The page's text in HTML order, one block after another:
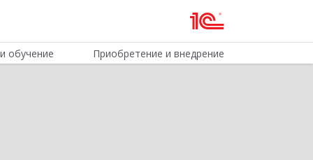
обучение Приобретение и внедрение